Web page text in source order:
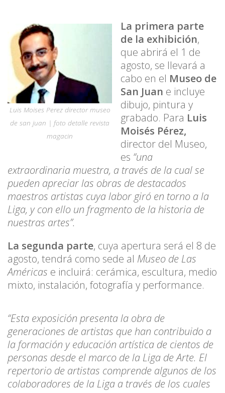
Luis Moises Perez director museo
de san juan | foto detalle revista
magacin
La primera parte
de la exhibición,
que abrirá el 1 de
agosto, se llevará a
cabo en el Museo de
San Juan e incluye
dibujo, pintura y
grabado. Para Luis
Moisés Pérez,
director del Museo,
es “una
extraordinaria muestra, a través de la cual se
pueden apreciar las obras de destacados
maestros artistas cuya labor giró en torno a la
Liga, y con ello un fragmento de la historia de
nuestras artes”.
La segunda parte, cuya apertura será el 8 de
agosto, tendrá como sede al Museo de Las
Américas e incluirá: cerámica, escultura, medio
mixto, instalación, fotografía y performance.
“Esta exposición presenta la obra de
generaciones de artistas que han contribuido a
la formación y educación artística de cientos de
personas desde el marco de la Liga de Arte. El
repertorio de artistas comprende algunos de los
colaboradores de la Liga a través de los cuales